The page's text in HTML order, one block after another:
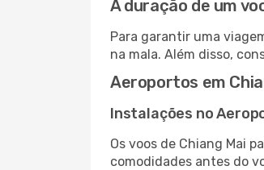
A duração de um
Para garantir uma
na mala. Além disso,
Aeroportos em
Instalações no
Os voos de Chiang Mai
comodidades antes do